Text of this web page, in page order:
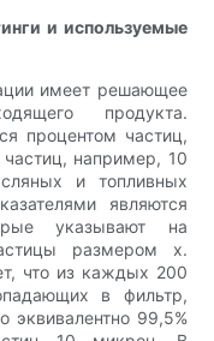
и используемые
имеет решающее
продукта.
процентом частиц,
например, 10
и топливных
являются
указывают на
размером x.
что из каждых 200
в фильтр,
эквивалентно 99,5%